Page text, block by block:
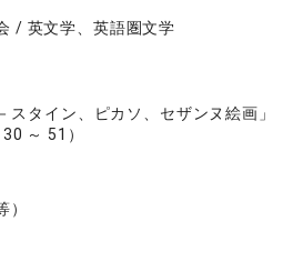
/ 英文学、英語圏文学
スタイン、ピカソ、セザンヌ絵画」
～ 51）
）